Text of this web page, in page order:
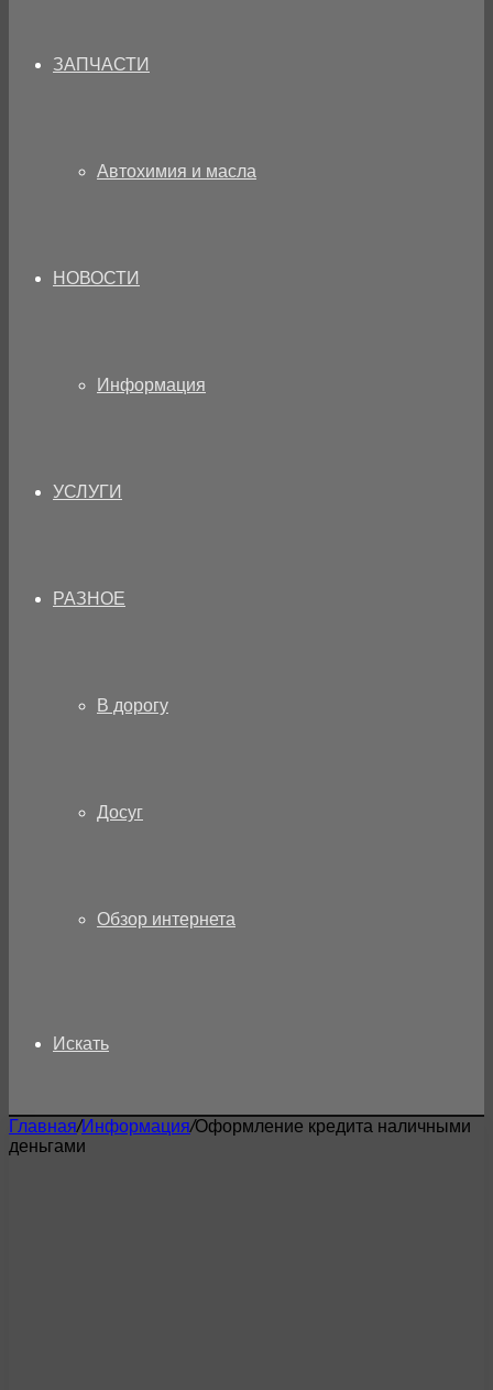
ЗАПЧАСТИ
Автохимия и масла
НОВОСТИ
Информация
УСЛУГИ
РАЗНОЕ
В дорогу
Досуг
Обзор интернета
Искать
Главная/Информация/Оформление кредита наличными
деньгами